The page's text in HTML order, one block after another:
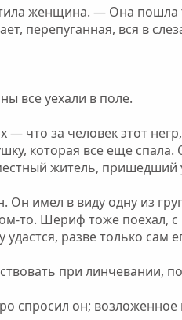
женщина. — Она пошла
перепуганная, вся в
все уехали в поле.
что за человек этот
которая все еще
житель, пришедший
Он имел в виду одну из
то. Шериф тоже поехал,
разве только сам
при линчевании,
спросил он;